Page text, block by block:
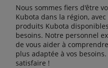
Nous sommes fiers d'être
Kubota dans la région,
produits Kubota
besoins. Notre personnel
de vous aider à
plus adaptée à vos
satisfaire !